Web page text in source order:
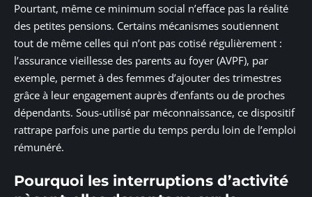
Pourtant, même ce minimum social n’efface pas la réalité
des petites pensions. Certains mécanismes soutiennent
tout de même celles qui n’ont pas cotisé régulièrement :
l’assurance vieillesse des parents au foyer (AVPF), par
exemple, permet à des femmes d’ajouter des trimestres
grâce à leur engagement auprès d’enfants ou de proches
dépendants. Sous-utilisé par méconnaissance, ce dispositif
rattrape parfois une partie du temps perdu loin de l’emploi
rémunéré.
Pourquoi les interruptions d’activité